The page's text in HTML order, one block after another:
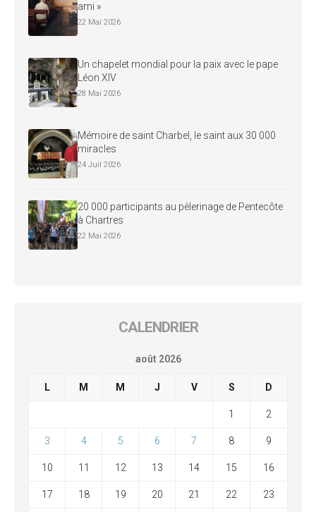
ami »
22 Mai 2026
Un chapelet mondial pour la paix avec le pape
Léon XIV
28 Mai 2026
Mémoire de saint Charbel, le saint aux 30 000
miracles
24 Juil 2026
20 000 participants au pèlerinage de Pentecôte
à Chartres
22 Mai 2026
CALENDRIER
août 2026
L M M J V S D
1 2
3 4 5 6 7 8 9
10 11 12 13 14 15 16
17 18 19 20 21 22 23